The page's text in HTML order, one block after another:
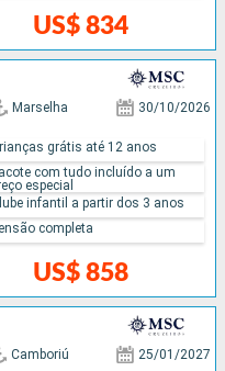
US$ 834
Marselha 30/10/2026
US$ 858
grátis até 12 anos
com tudo incluído a um
especial
infantil a partir dos 3 anos
completa
Camboriú 25/01/2027